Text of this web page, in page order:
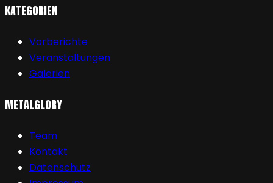
KATEGORIEN
Vorberichte
Veranstaltungen
Galerien
METALGLORY
Team
Kontakt
Datenschutz